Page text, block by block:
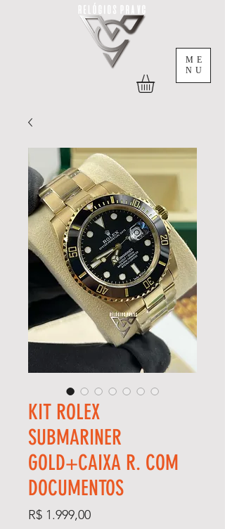
ME
NU
KIT ROLEX
SUBMARINER
GOLD+CAIXA R. COM
DOCUMENTOS
R$ 1.999,00Preço